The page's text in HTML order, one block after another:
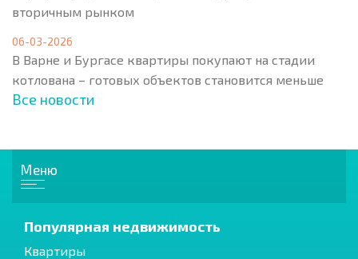
вторичным рынком
06-03-2026
В Варне и Бургасе квартиры покупают на стадии
котлована – готовых объектов становится меньше
Все новости
Меню
Популярная недвижимость
Квартиры